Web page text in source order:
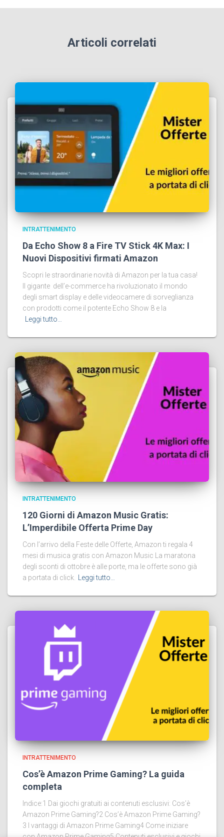
Articoli correlati
INTRATTENIMENTO
Da Echo Show 8 a Fire TV Stick 4K Max: I
Nuovi Dispositivi firmati Amazon
Scopri le straordinarie novità di Amazon per la tua casa!
Il gigante dell’e-commerce ha rivoluzionato il mondo
degli smart display e delle videocamere di sorveglianza
con prodotti come il potente Echo Show 8 e la
Leggi tutto…
INTRATTENIMENTO
120 Giorni di Amazon Music Gratis:
L’Imperdibile Offerta Prime Day
Con l’arrivo della Feste delle Offerte, Amazon ti regala 4
mesi di musica gratis con Amazon Music La maratona
degli sconti di ottobre è alle porte, ma le offerte sono già
a portata di click. Leggi tutto…
INTRATTENIMENTO
Cos’è Amazon Prime Gaming? La guida
completa
Indice:1 Dai giochi gratuiti ai contenuti esclusivi: Cos’è
Amazon Prime Gaming?2 Cos’è Amazon Prime Gaming?
3 I vantaggi di Amazon Prime Gaming4 Come iniziare